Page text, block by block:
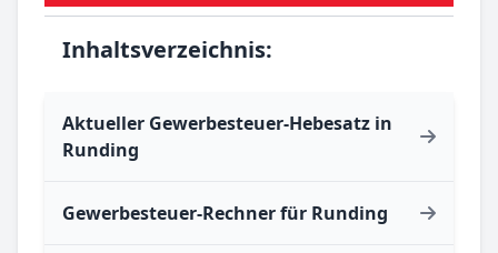
Inhaltsverzeichnis:
Aktueller Gewerbesteuer-Hebesatz in
Runding
Gewerbesteuer-Rechner für Runding